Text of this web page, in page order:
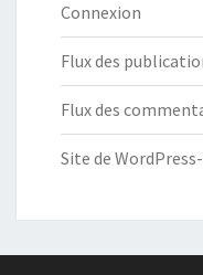
Connexion
Flux des
Flux des
Site de